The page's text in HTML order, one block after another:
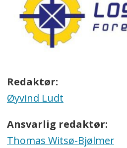
Redaktør:
Øyvind Ludt
Ansvarlig redaktør:
Thomas Witsø-Bjølmer